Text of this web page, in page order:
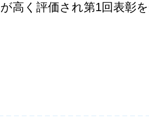
が高く評価され第1回表彰を